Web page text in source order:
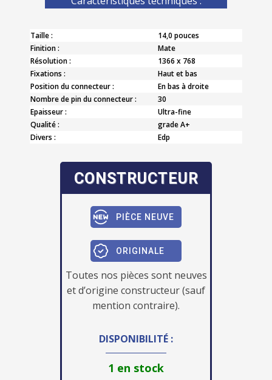
Taille :
14,0 pouces
Finition :
Mate
Résolution :
1366 x 768
Fixations :
Haut et bas
Position du connecteur :
En bas à droite
Nombre de pin du connecteur :
30
Epaisseur :
Ultra-fine
Qualité :
grade A+
Divers :
Edp
CONSTRUCTEUR
PIÈCE NEUVE
ORIGINALE
Toutes nos pièces sont neuves
et d’origine constructeur (sauf
mention contraire).
DISPONIBILITÉ :
1 en stock